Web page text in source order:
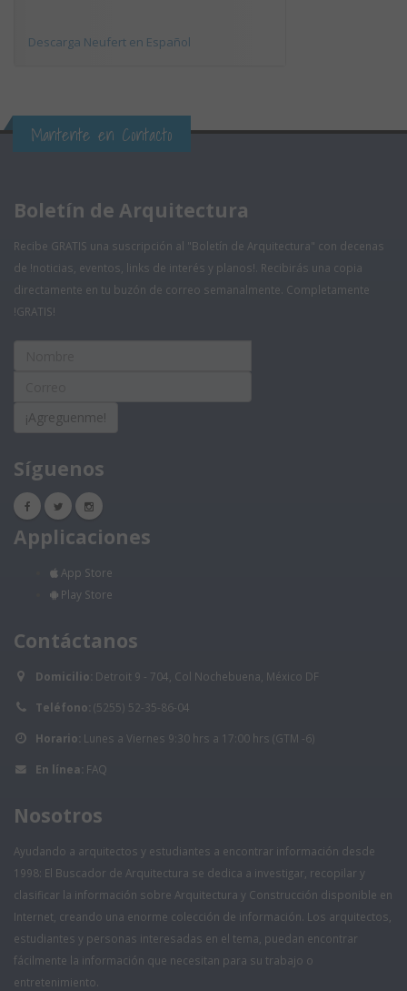
Descarga Neufert en Español
Mantente en Contacto
Boletín de Arquitectura
Recibe GRATIS una suscripción al "Boletín de Arquitectura" con decenas
de !noticias, eventos, links de interés y planos!. Recibirás una copia
directamente en tu buzón de correo semanalmente. Completamente
!GRATIS!
¡Agreguenme!
Síguenos
Applicaciones
App Store
Play Store
Contáctanos
Domicilio: Detroit 9 - 704, Col Nochebuena, México DF
Teléfono: (5255) 52-35-86-04
Horario: Lunes a Viernes 9:30 hrs a 17:00 hrs (GTM -6)
En línea: FAQ
Nosotros
Ayudando a arquitectos y estudiantes a encontrar información desde
1998: El Buscador de Arquitectura se dedica a investigar, recopilar y
clasificar la información sobre Arquitectura y Construcción disponible en
Internet, creando una enorme colección de información. Los arquitectos,
estudiantes y personas interesadas en el tema, puedan encontrar
fácilmente la información que necesitan para su trabajo o
entretenimiento.